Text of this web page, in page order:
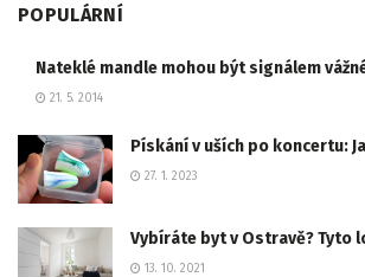
POPULÁRNÍ
Nateklé mandle mohou být signálem
21. 5. 2014
Pískání v uších po koncertu:
27. 1. 2023
Vybíráte byt v Ostravě? Tyto
13. 10. 2021